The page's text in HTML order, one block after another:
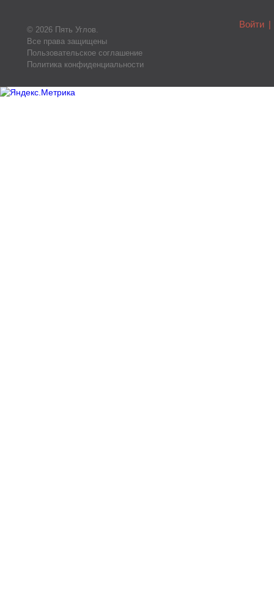
© 2026 Пять Углов.
Все права защищены
Пользовательское соглашение
Политика конфиденциальности
Войти